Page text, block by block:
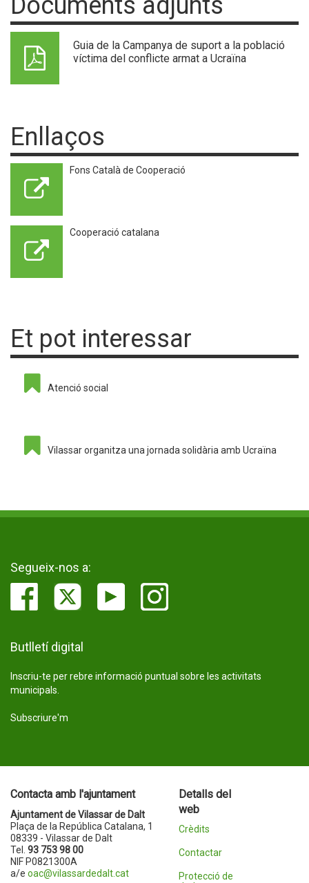
Guia de la Campanya de suport a la població
víctima del conflicte armat a Ucraïna
Enllaços
Fons Català de Cooperació
Cooperació catalana
Et pot interessar
Atenció social
Vilassar organitza una jornada solidària amb Ucraïna
Segueix-nos a:
Butlletí digital
Inscriu-te per rebre informació puntual sobre les activitats
municipals.
Subscriure'm
Contacta amb l'ajuntament
Ajuntament de Vilassar de Dalt
Plaça de la República Catalana, 1
08339 - Vilassar de Dalt
Tel. 93 753 98 00
NIF P0821300A
a/e oac@vilassardedalt.cat
Detalls del
web
Crèdits
Contactar
Protecció de